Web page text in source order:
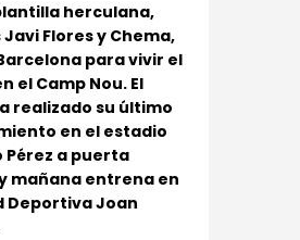
herculana,
Flores y Chema,
para vivir el
el Camp Nou. El
realizado su último
en el estadio
Pérez a puerta
mañana entrena en
Deportiva Joan